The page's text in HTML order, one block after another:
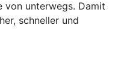
von unterwegs. Damit
schneller und